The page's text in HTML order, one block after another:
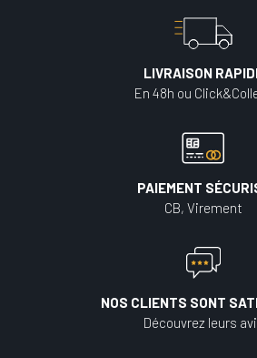
LIVRAISON
En 48h ou
PAIEMENT
CB, Virement
NOS CLIENTS SONT
Découvrez leurs